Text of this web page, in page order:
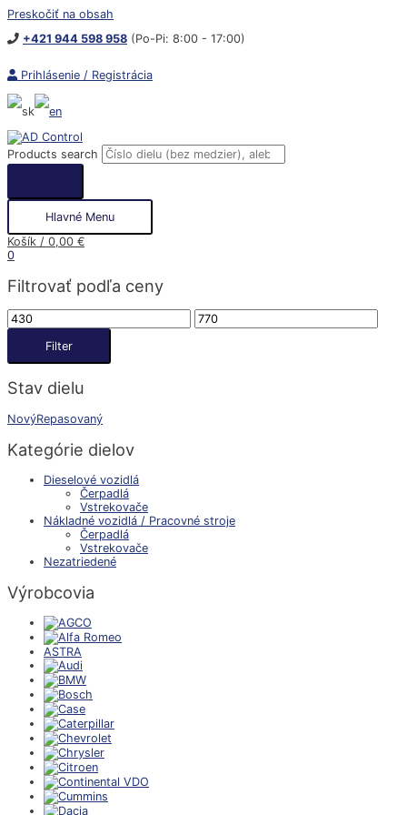
Preskočiť na obsah
+421 944 598 958 (Po-Pi: 8:00 - 17:00)
Prihlásenie / Registrácia
Products search
Hlavné Menu
Košík / 0,00 €
0
Filtrovať podľa ceny
Filter
Stav dielu
NovýRepasovaný
Kategórie dielov
Dieselové vozidlá
Čerpadlá
Vstrekovače
Nákladné vozidlá / Pracovné stroje
Čerpadlá
Vstrekovače
Nezatriedené
Výrobcovia
ASTRA